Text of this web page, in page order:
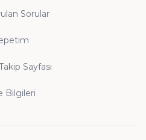
bir yatırımdır.
Tercih Etmelisiniz?
Sitemizdeki bütün
Sorular
Sayfası
Bilgileri